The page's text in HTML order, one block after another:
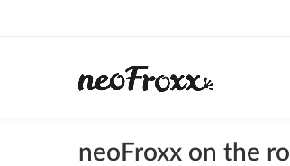
neoFroxx on the